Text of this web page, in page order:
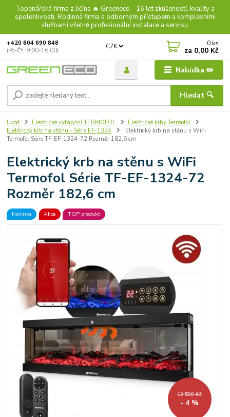
Topenářská firma z Jičína 🔥 Greeneco - 16 let zkušeností, kvality a
spolehlivosti. Rodinná firma s odborným přístupem a komplexními
službami včetně profesionální instalace a servisu.
Nabídka ✏️
CZK
Hledat 🔍
+420 604 690 848
(Po-Čt: 9:00-16:00)
0 ks
za 0,00 Kč
Úvod Elektrické vytápění TERMOFOL
Elektrické krby Termofol
Elektrický krb na stěnu - Série EF-1324
Elektrický krb na stěnu s WiFi
Termofol Série TF-EF-1324-72 Rozměr 182,6 cm
Elektrický krb na stěnu s WiFi
Termofol Série TF-EF-1324-72
Rozměr 182,6 cm
Novinka Akce TOP produkt
13 500 Kč
- 4 %